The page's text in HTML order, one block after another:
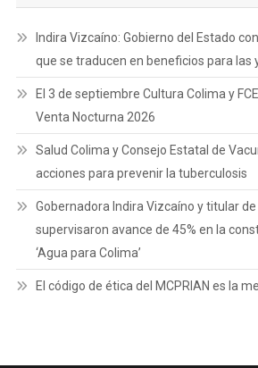
Indira Vizcaíno: Gobierno del Estado
que se traducen en beneficios para las
El 3 de septiembre Cultura Colima y
Venta Nocturna 2026
Salud Colima y Consejo Estatal de
acciones para prevenir la tuberculosis
Gobernadora Indira Vizcaíno y titular
supervisaron avance de 45% en la
‘Agua para Colima’
El código de ética del MCPRIAN es la